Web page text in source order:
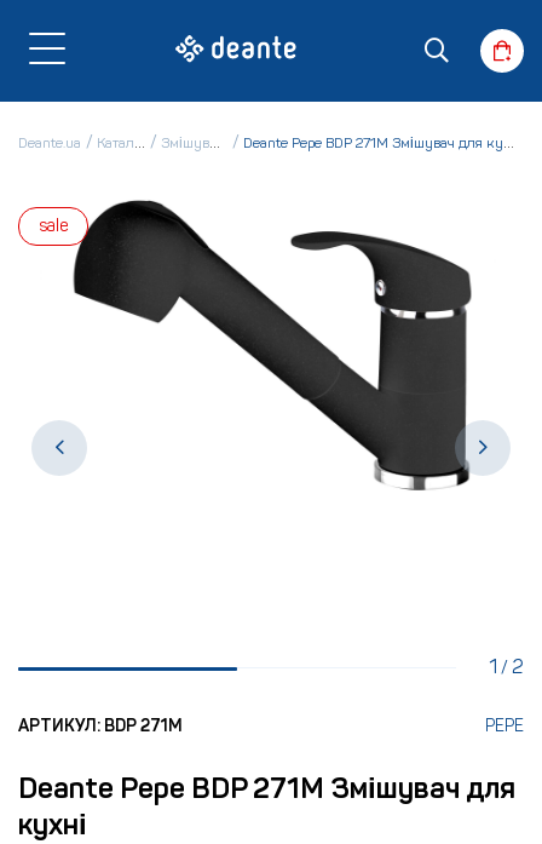
Deante.ua Каталог Змішувачі Deante Pepe BDP 271M Змішувач для кухні
sale
1 /2
АРТИКУЛ: BDP 271M PEPE
Deante Pepe BDP 271M Змішувач для
кухні